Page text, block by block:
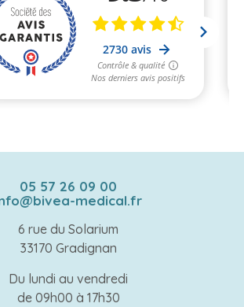
05 57 26 09 00
medical.fr
6 rue du Solarium
33170 Gradignan
Du lundi au vendredi
de 09h00 à 17h30